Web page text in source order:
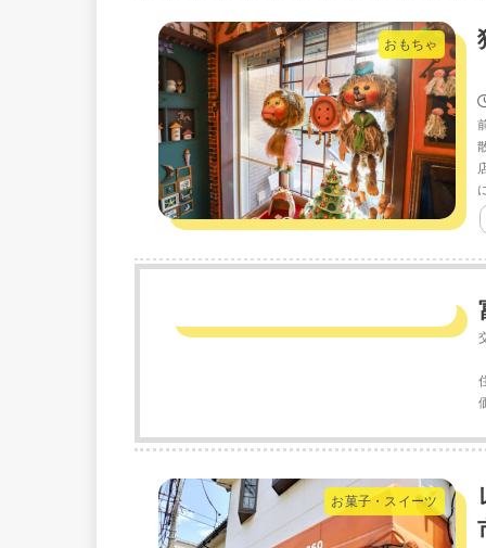
おもちゃ
お菓子・スイーツ